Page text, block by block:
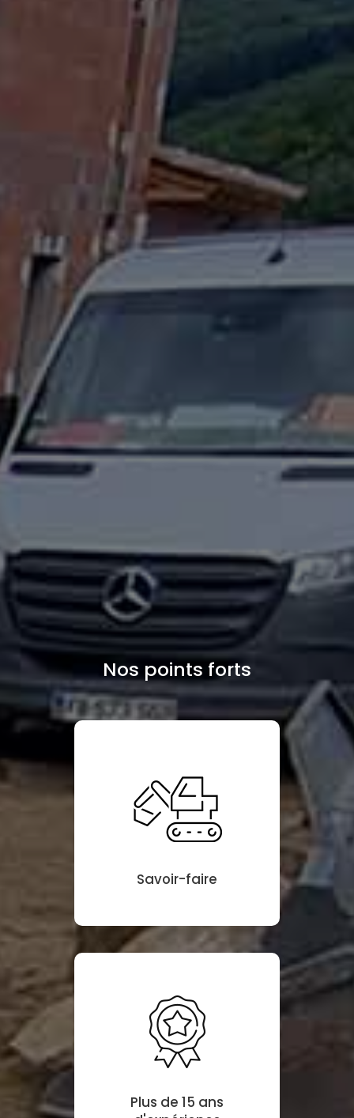
Nos points forts
Savoir-faire
Plus de 15 ans